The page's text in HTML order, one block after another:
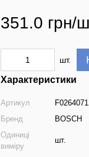
351.0 грн/
шт.
Характеристики
Артикул
Бренд
BOSCH
Одиниці
виміру
шт.